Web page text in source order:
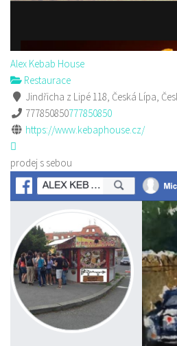
Alex Kebab House
Restaurace
Jindřicha z Lipé 118, Česká Lípa,
777850850777850850
https://www.kebaphouse.cz/
prodej s sebou